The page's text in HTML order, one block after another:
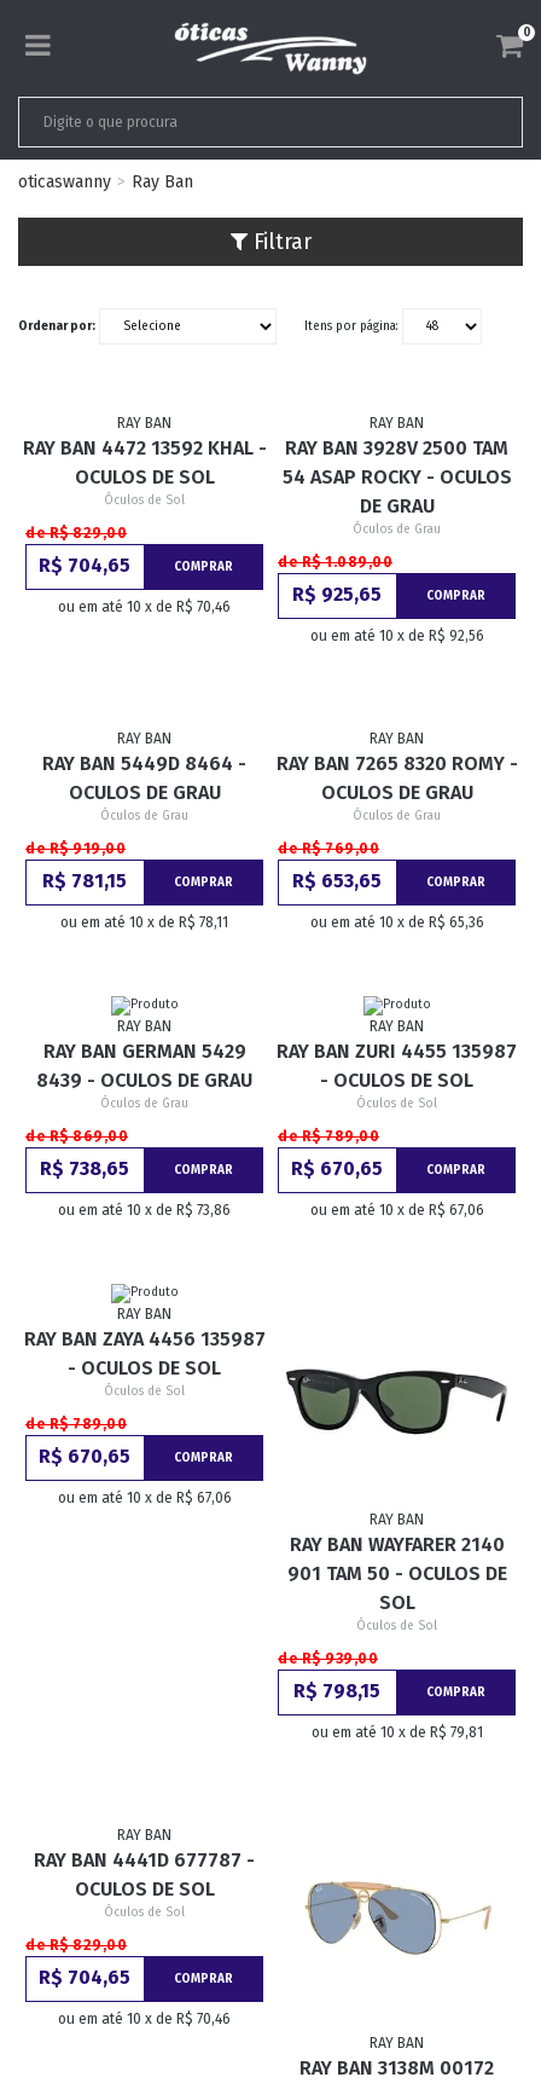
0
oticaswanny Ray Ban
Filtrar
Ordenar por: Itens por página:
RAY BAN
RAY BAN 4472 13592 KHAL -
OCULOS DE SOL
Óculos de Sol
de R$ 829,00
R$ 704,65 COMPRAR
ou em até 10 x de R$ 70,46
RAY BAN
RAY BAN 3928V 2500 TAM
54 ASAP ROCKY - OCULOS
DE GRAU
Óculos de Grau
de R$ 1.089,00
R$ 925,65 COMPRAR
ou em até 10 x de R$ 92,56
RAY BAN
RAY BAN 5449D 8464 -
OCULOS DE GRAU
Óculos de Grau
de R$ 919,00
R$ 781,15 COMPRAR
ou em até 10 x de R$ 78,11
RAY BAN
RAY BAN 7265 8320 ROMY -
OCULOS DE GRAU
Óculos de Grau
de R$ 769,00
R$ 653,65 COMPRAR
ou em até 10 x de R$ 65,36
RAY BAN
RAY BAN GERMAN 5429
8439 - OCULOS DE GRAU
Óculos de Grau
de R$ 869,00
R$ 738,65 COMPRAR
ou em até 10 x de R$ 73,86
RAY BAN
RAY BAN ZURI 4455 135987
- OCULOS DE SOL
Óculos de Sol
de R$ 789,00
R$ 670,65 COMPRAR
ou em até 10 x de R$ 67,06
RAY BAN
RAY BAN ZAYA 4456 135987
- OCULOS DE SOL
Óculos de Sol
de R$ 789,00
R$ 670,65 COMPRAR
ou em até 10 x de R$ 67,06
RAY BAN
RAY BAN WAYFARER 2140
901 TAM 50 - OCULOS DE
SOL
Óculos de Sol
de R$ 939,00
R$ 798,15 COMPRAR
ou em até 10 x de R$ 79,81
RAY BAN
RAY BAN 4441D 677787 -
OCULOS DE SOL
Óculos de Sol
de R$ 829,00
R$ 704,65 COMPRAR
ou em até 10 x de R$ 70,46
RAY BAN
RAY BAN 3138M 00172